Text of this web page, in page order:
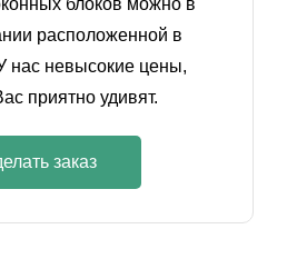
расположенной в
нас невысокие цены,
приятно удивят.
заказ